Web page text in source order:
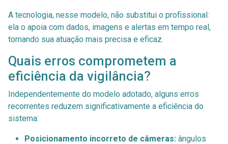
A tecnologia, nesse modelo, não substitui o profissional:
ela o apoia com dados, imagens e alertas em tempo real,
tornando sua atuação mais precisa e eficaz.
Quais erros comprometem a
eficiência da vigilância?
Independentemente do modelo adotado, alguns erros
recorrentes reduzem significativamente a eficiência do
sistema:
Posicionamento incorreto de câmeras: ângulos